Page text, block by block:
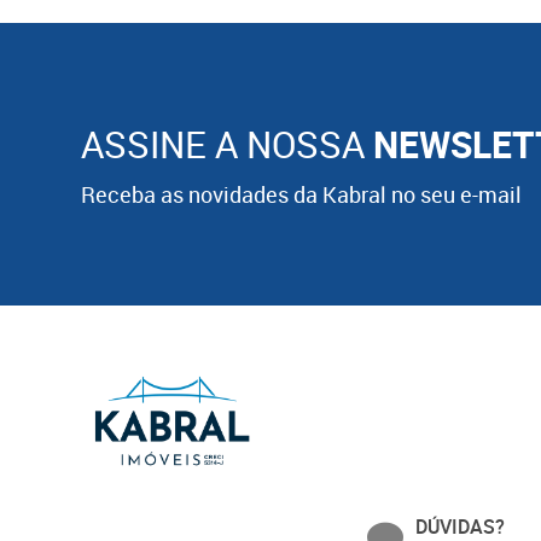
ASSINE A NOSSA
Receba as novidades da Kabral no seu e-mail
DÚVIDAS?